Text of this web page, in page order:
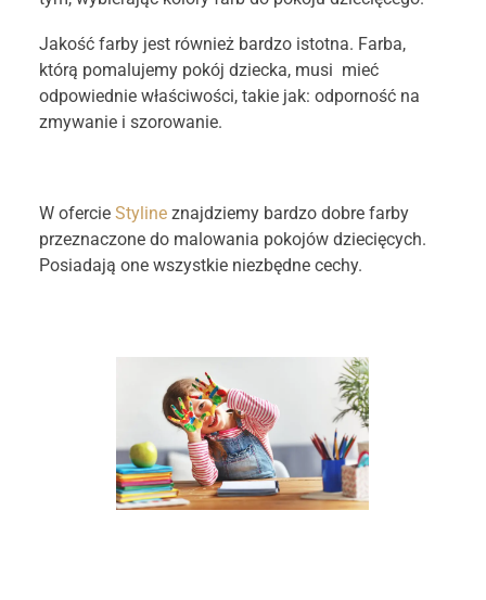
Jakość farby jest również bardzo istotna. Farba,
którą pomalujemy pokój dziecka, musi mieć
odpowiednie właściwości, takie jak: odporność na
zmywanie i szorowanie.
W ofercie Styline znajdziemy bardzo dobre farby
przeznaczone do malowania pokojów dziecięcych.
Posiadają one wszystkie niezbędne cechy.